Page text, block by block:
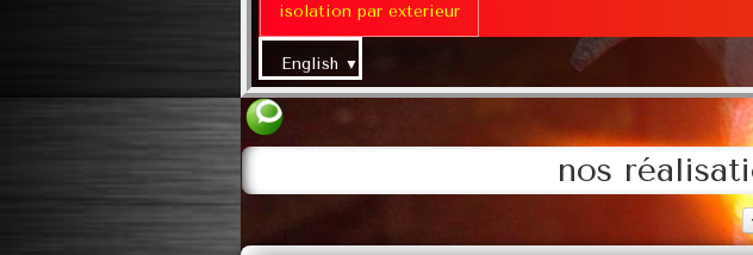
isolation par exterieur
English ▼
nos